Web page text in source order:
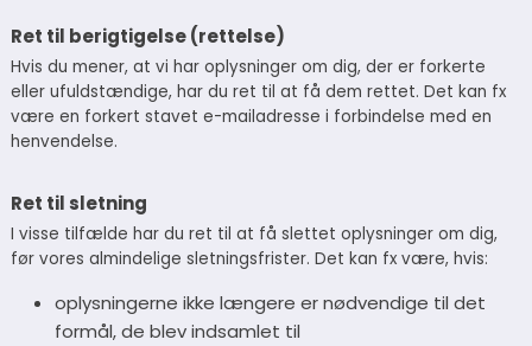
Ret til berigtigelse (rettelse)
Hvis du mener, at vi har oplysninger om dig, der er forkerte
eller ufuldstændige, har du ret til at få dem rettet. Det kan fx
være en forkert stavet e-mailadresse i forbindelse med en
henvendelse.
Ret til sletning
I visse tilfælde har du ret til at få slettet oplysninger om dig,
før vores almindelige sletningsfrister. Det kan fx være, hvis:
oplysningerne ikke længere er nødvendige til det
formål, de blev indsamlet til